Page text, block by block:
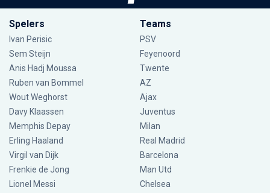
Spelers
Ivan Perisic
Sem Steijn
Anis Hadj Moussa
Ruben van Bommel
Wout Weghorst
Davy Klaassen
Memphis Depay
Erling Haaland
Virgil van Dijk
Frenkie de Jong
Lionel Messi
Teams
PSV
Feyenoord
Twente
AZ
Ajax
Juventus
Milan
Real Madrid
Barcelona
Man Utd
Chelsea